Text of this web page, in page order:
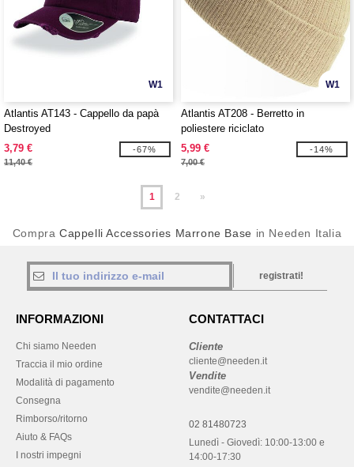
W1
Atlantis AT143 - Cappello da papà
Destroyed
3,79 €
11,40 €
-67%
W1
Atlantis AT208 - Berretto in
poliestere riciclato
5,99 €
7,00 €
-14%
1 2 »
CompraCappelli Accessories Marrone Base in Needen Italia
registrati!
INFORMAZIONI
Chi siamo Needen
Traccia il mio ordine
Modalità di pagamento
Consegna
Rimborso/ritorno
Aiuto & FAQs
I nostri impegni
CONTATTACI
Cliente
cliente@needen.it
Vendite
vendite@needen.it
02 81480723
Lunedì - Giovedì: 10:00-13:00 e
14:00-17:30